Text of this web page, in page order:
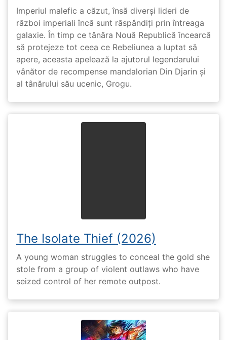
Imperiul malefic a căzut, însă diverși lideri de
război imperiali încă sunt răspândiți prin întreaga
galaxie. În timp ce tânăra Nouă Republică încearcă
să protejeze tot ceea ce Rebeliunea a luptat să
apere, aceasta apelează la ajutorul legendarului
vânător de recompense mandalorian Din Djarin și
al tânărului său ucenic, Grogu.
The Isolate Thief (2026)
A young woman struggles to conceal the gold she
stole from a group of violent outlaws who have
seized control of her remote outpost.